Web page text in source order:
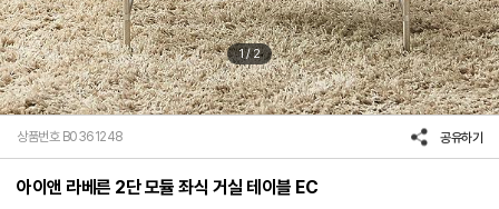
1/2
상품번호 B0361248 공유하기
아이앤 라베른 2단 모듈 좌식 거실 테이블 EC